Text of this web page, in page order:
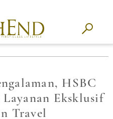
HSBC
Eksklusif
Travel